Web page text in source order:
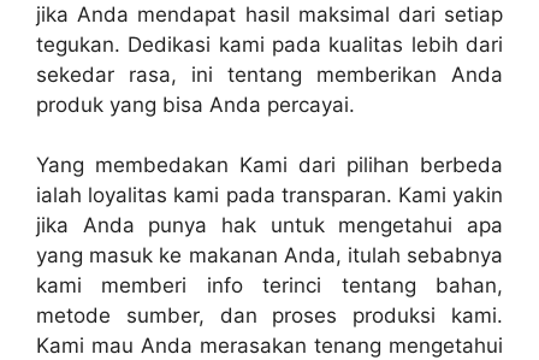
jika Anda mendapat hasil maksimal dari setiap
tegukan. Dedikasi kami pada kualitas lebih dari
sekedar rasa, ini tentang memberikan Anda
produk yang bisa Anda percayai.
Yang membedakan Kami dari pilihan berbeda
ialah loyalitas kami pada transparan. Kami yakin
jika Anda punya hak untuk mengetahui apa
yang masuk ke makanan Anda, itulah sebabnya
kami memberi info terinci tentang bahan,
metode sumber, dan proses produksi kami.
Kami mau Anda merasakan tenang mengetahui